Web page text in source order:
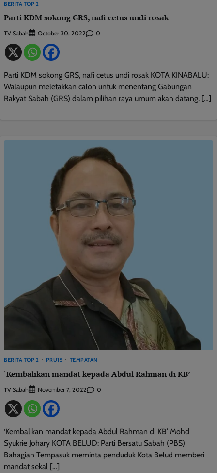
BERITA TOP 2
Parti KDM sokong GRS, nafi cetus undi rosak
TV Sabah October 30, 2022 0
Parti KDM sokong GRS, nafi cetus undi rosak KOTA KINABALU:
Walaupun meletakkan calon untuk menentang Gabungan
Rakyat Sabah (GRS) dalam pilihan raya umum akan datang, […]
BERITA TOP 2 PRU15 TEMPATAN
‘Kembalikan mandat kepada Abdul Rahman di KB’
TV Sabah November 7, 2022 0
‘Kembalikan mandat kepada Abdul Rahman di KB’ Mohd
Syukrie Johary KOTA BELUD: Parti Bersatu Sabah (PBS)
Bahagian Tempasuk meminta penduduk Kota Belud memberi
mandat sekal […]